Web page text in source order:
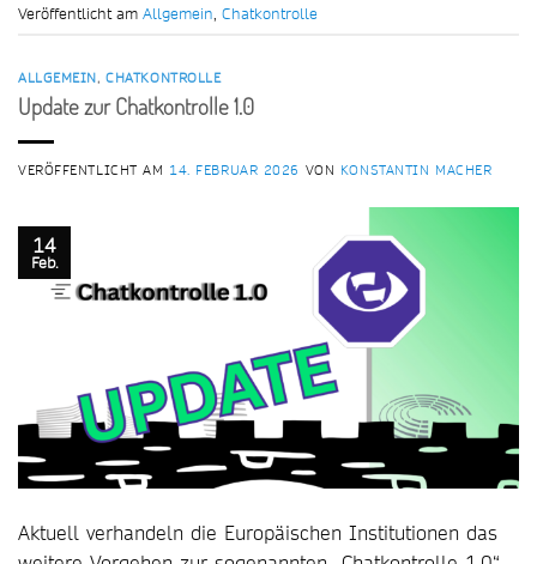
Veröffentlicht am Allgemein, Chatkontrolle
ALLGEMEIN,CHATKONTROLLE
Update zur Chatkontrolle 1.0
VERÖFFENTLICHT AM 14. FEBRUAR 2026 VON KONSTANTIN MACHER
14
Feb.
Aktuell verhandeln die Europäischen Institutionen das